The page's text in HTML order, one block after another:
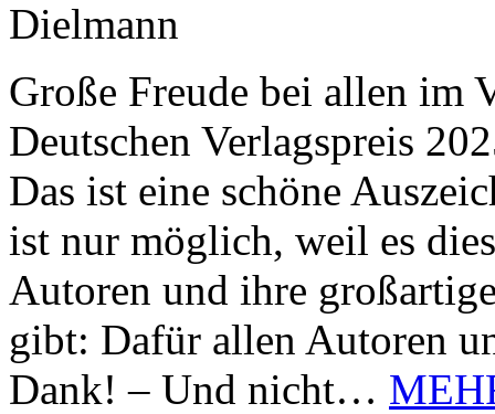
Große Freude bei allen im
Deutschen Verlagspreis
Das ist eine schöne
ist nur möglich, weil es
Autoren und ihre
gibt: Dafür allen Autoren
Dank! – Und nicht…